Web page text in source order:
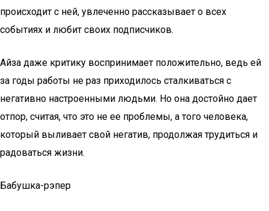
происходит с ней, увлеченно рассказывает о всех
событиях и любит своих подписчиков.
Айза даже критику воспринимает положительно, ведь ей
за годы работы не раз приходилось сталкиваться с
негативно настроенными людьми. Но она достойно дает
отпор, считая, что это не ее проблемы, а того человека,
который выливает свой негатив, продолжая трудиться и
радоваться жизни.
Бабушка-рэпер